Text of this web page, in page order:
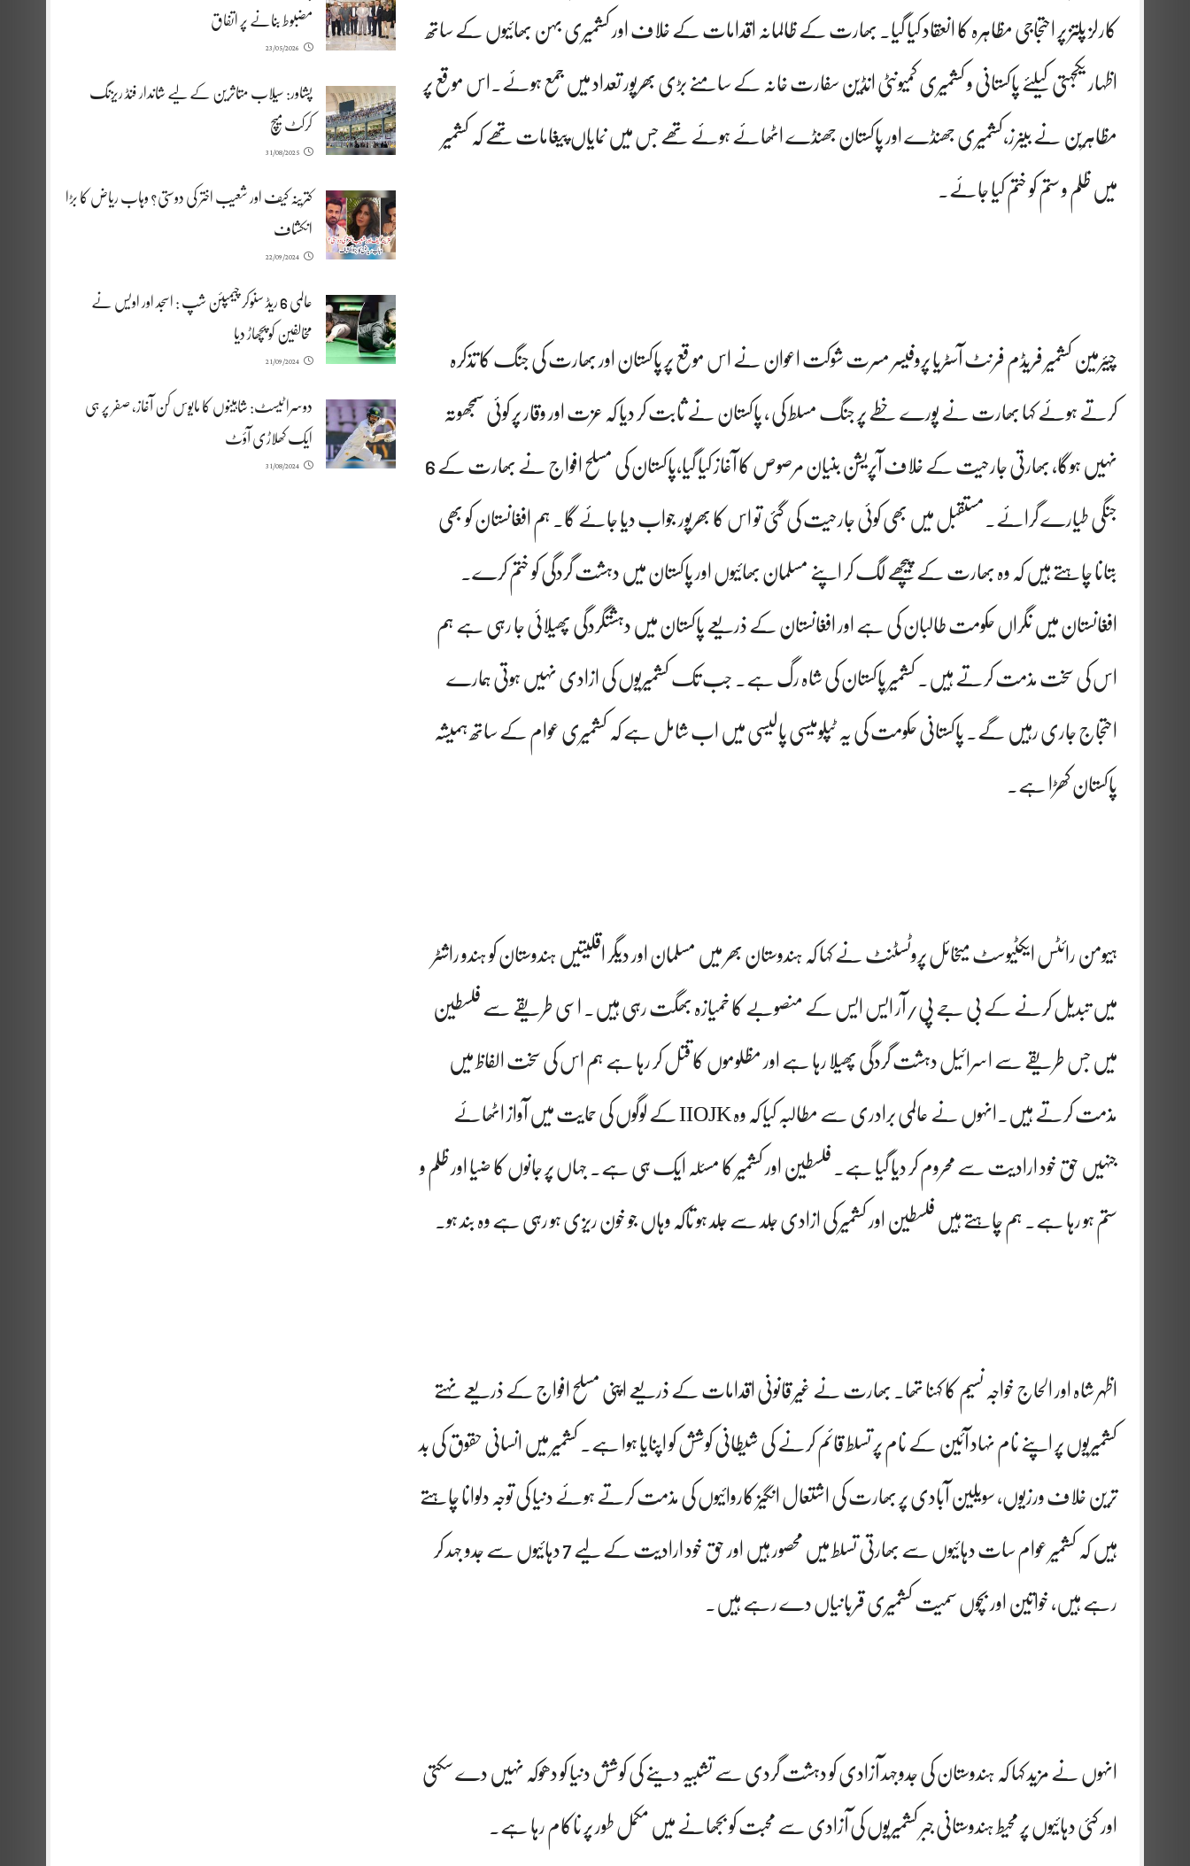
مضبوط بنانے پر اتفاق
23/05/2026
پشاور: سیلاب متاثرین کے لیے شاندار فنڈ ریزنگ
کرکٹ میچ
31/08/2025
کترینہ کیف اور شعیب اختر کی دوستی؟ وہاب ریاض کا بڑا
انکشاف
22/09/2024
عالمی 6 ریڈ سنوکر چیمپئن شپ : اسجد اور اویس نے
مخالفین کو پچھاڑ دیا
21/09/2024
دوسرا ٹیسٹ: شاہینوں کا مایوس کن آغاز، صفر پر ہی
ایک کھلاڑی آؤٹ
31/08/2024
کارلز پلتز پر احتجاجی مظاہرہ کا انعقاد کیا گیا. بھارت کے ظالمانہ اقدامات کے خلاف اور کشمیری بہن بھائیوں کے ساتھ
اظہار یکجہتی کیلئے پاکستانی و کشمیری کمیونٹی انڈین سفارت خانہ کے سامنے بڑی بھرپور تعداد میں جمع ہوئے۔اس موقع پر
مظاہرین نے بینرز،کشمیری جھنڈے اور پاکستان جھنڈے اٹھائے ہوئے تھے جس میں نمایاں پیغامات تھے کہ کشمیر
میں ظلم و ستم کو ختم کیا جائے۔
چیئرمین کشمیر فریڈم فرنٹ آسٹریا پروفیسر مسرت شوکت اعوان نے اس موقع پر پاکستان اور بھارت کی جنگ کا تذکرہ
کرتے ہوئے کہا بھارت نے پورے خطے پر جنگ مسلط کی ، پاکستان نے ثابت کر دیا کہ عزت اور وقار پر کوئی سمجھوتہ
نہیں ہوگا، بھارتی جارحیت کے خلاف آپریشن بنیان مرصوص کا آغاز کیا گیا،پاکستان کی مسلح افواج نے بھارت کے 6
جنگی طیارے گرائے۔مستقبل میں بھی کوئی جارحیت کی گئی تو اس کا بھرپور جواب دیا جائے گا۔ ہم افغانستان کو بھی
بتانا چاہتے ہیں کہ وہ بھارت کے پیچھے لگ کر اپنے مسلمان بھائیوں اور پاکستان میں دہشت گردگی کو ختم کرے۔
افغانستان میں نگراں حکومت طالبان کی ہے اور افغانستان کے ذریعے پاکستان میں دہشتگردگی پھیلائی جا رہی ہے ہم
اس کی سخت مذمت کرتے ہیں۔ کشمیر پاکستان کی شاہ رگ ہے۔ جب تک کشمیریوں کی ازادی نہیں ہوتی ہمارے
احتجاج جاری رہیں گے۔ پاکستانی حکومت کی یہ ٹپلومیسی پالیسی میں اب شامل ہے کہ کشمیری عوام کے ساتھ ہمیشہ
پاکستان کھڑا ہے۔
ہیومن رائٹس ایکٹیوسٹ میخائل پروٹسٹنٹ نے کہا کہ ہندوستان بھر میں مسلمان اور دیگر اقلیتیں ہندوستان کو ہندو راشٹر
میں تبدیل کرنے کے بی جے پی/آر ایس ایس کے منصوبے کا خمیازہ بھگت رہی ہیں۔ اسی طریقے سے فلسطین
میں جس طریقے سے اسرائیل دہشت گردگی پھیلا رہا ہے اور مظلوموں کا قتل کر رہا ہے ہم اس کی سخت الفاظ میں
مذمت کرتے ہیں۔انہوں نے عالمی برادری سے مطالبہ کیا کہ وہ IIOJK کے لوگوں کی حمایت میں آواز اٹھائے
جنہیں حق خود ارادیت سے محروم کر دیا گیا ہے۔ فلسطین اور کشمیر کا مسئلہ ایک ہی ہے۔ جہاں پر جانوں کا ضیا اور ظلم و
ستم ہو رہا ہے۔ ہم چاہتے ہیں فلسطین اور کشمیر کی ازادی جلد سے جلد ہو تاکہ وہاں جو خون ریزی ہو رہی ہے وہ بند ہو۔
اظہر شاہ اور الحاج خواجہ نسیم کا کہنا تھا۔ بھارت نے غیر قانونی اقدامات کے ذریعے اپنی مسلح افواج کے ذریعے نہتے
کشمیریوں پر اپنے نام نہاد آئین کے نام پر تسلط قائم کرنے کی شیطانی کوشش کو اپنایا ہوا ہے۔ کشمیر میں انسانی حقوق کی بد
ترین خلاف ورزیوں، سویلین آبادی پر بھارت کی اشتعال انگیز کاروائیوں کی مذمت کرتے ہوئے دنیا کی توجہ دلوانا چاہتے
ہیں کہ کشمیر عوام سات دہائیوں سے بھارتی تسلط میں محصور ہیں اور حق خود ارادیت کے لیے 7 دہائیوں سے جدو جہد کر
رہے ہیں، خواتین اور بچوں سمیت کشمیری قربانیاں دے رہے ہیں۔
انہوں نے مزید کہا کہ ہندوستان کی جدوجہد آزادی کو دہشت گردی سے تشبیہ دینے کی کوشش دنیا کو دھوکہ نہیں دے سکتی
اور کئی دہائیوں پر محیط ہندوستانی جبر کشمیریوں کی آزادی سے محبت کو بجھانے میں مکمل طور پر ناکام رہا ہے۔